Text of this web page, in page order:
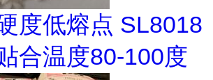
度低熔点 SL8018
合温度80-100度